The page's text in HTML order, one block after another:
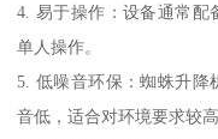
4. 易于操作：设备通常配
单人操作。
5. 低噪音环保：蜘蛛升降
音低，适合对环境要求较高